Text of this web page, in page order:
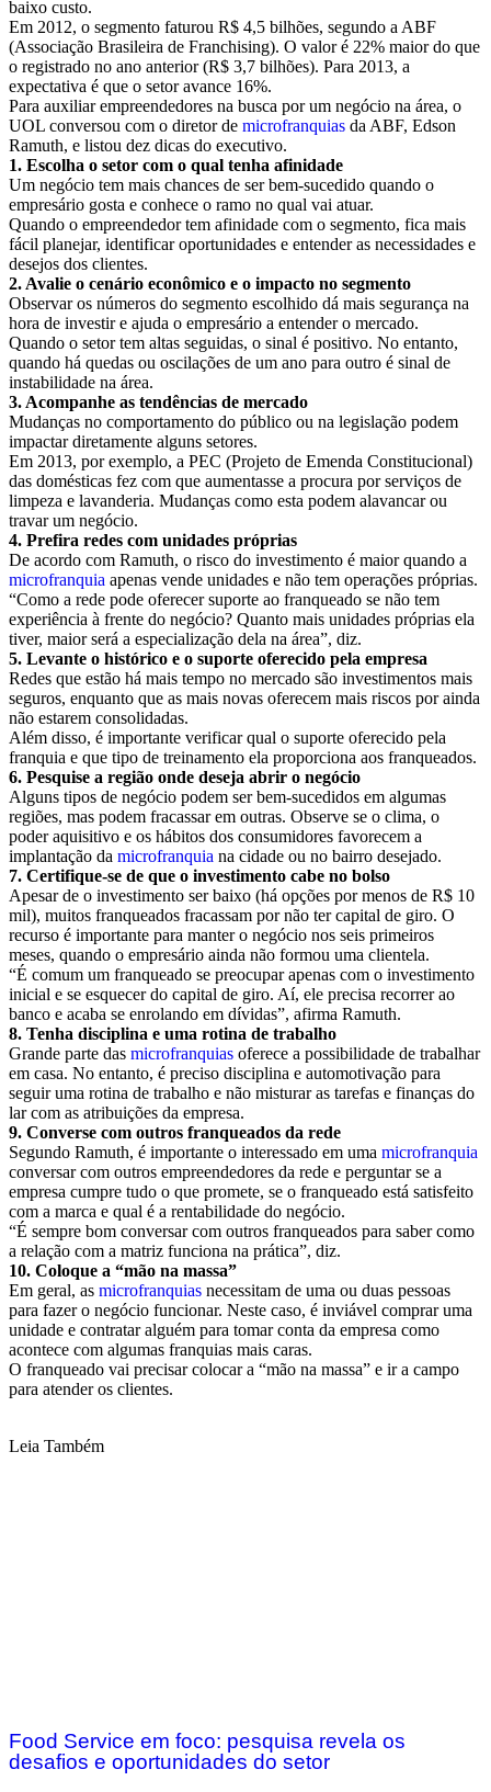
baixo custo.
Em 2012, o segmento faturou R$ 4,5 bilhões, segundo a ABF
(Associação Brasileira de Franchising). O valor é 22% maior do que
o registrado no ano anterior (R$ 3,7 bilhões). Para 2013, a
expectativa é que o setor avance 16%.
Para auxiliar empreendedores na busca por um negócio na área, o
UOL conversou com o diretor de microfranquias da ABF, Edson
Ramuth, e listou dez dicas do executivo.
1. Escolha o setor com o qual tenha afinidade
Um negócio tem mais chances de ser bem-sucedido quando o
empresário gosta e conhece o ramo no qual vai atuar.
Quando o empreendedor tem afinidade com o segmento, fica mais
fácil planejar, identificar oportunidades e entender as necessidades e
desejos dos clientes.
2. Avalie o cenário econômico e o impacto no segmento
Observar os números do segmento escolhido dá mais segurança na
hora de investir e ajuda o empresário a entender o mercado.
Quando o setor tem altas seguidas, o sinal é positivo. No entanto,
quando há quedas ou oscilações de um ano para outro é sinal de
instabilidade na área.
3. Acompanhe as tendências de mercado
Mudanças no comportamento do público ou na legislação podem
impactar diretamente alguns setores.
Em 2013, por exemplo, a PEC (Projeto de Emenda Constitucional)
das domésticas fez com que aumentasse a procura por serviços de
limpeza e lavanderia. Mudanças como esta podem alavancar ou
travar um negócio.
4. Prefira redes com unidades próprias
De acordo com Ramuth, o risco do investimento é maior quando a
microfranquia apenas vende unidades e não tem operações próprias.
“Como a rede pode oferecer suporte ao franqueado se não tem
experiência à frente do negócio? Quanto mais unidades próprias ela
tiver, maior será a especialização dela na área”, diz.
5. Levante o histórico e o suporte oferecido pela empresa
Redes que estão há mais tempo no mercado são investimentos mais
seguros, enquanto que as mais novas oferecem mais riscos por ainda
não estarem consolidadas.
Além disso, é importante verificar qual o suporte oferecido pela
franquia e que tipo de treinamento ela proporciona aos franqueados.
6. Pesquise a região onde deseja abrir o negócio
Alguns tipos de negócio podem ser bem-sucedidos em algumas
regiões, mas podem fracassar em outras. Observe se o clima, o
poder aquisitivo e os hábitos dos consumidores favorecem a
implantação da microfranquia na cidade ou no bairro desejado.
7. Certifique-se de que o investimento cabe no bolso
Apesar de o investimento ser baixo (há opções por menos de R$ 10
mil), muitos franqueados fracassam por não ter capital de giro. O
recurso é importante para manter o negócio nos seis primeiros
meses, quando o empresário ainda não formou uma clientela.
“É comum um franqueado se preocupar apenas com o investimento
inicial e se esquecer do capital de giro. Aí, ele precisa recorrer ao
banco e acaba se enrolando em dívidas”, afirma Ramuth.
8. Tenha disciplina e uma rotina de trabalho
Grande parte das microfranquias oferece a possibilidade de trabalhar
em casa. No entanto, é preciso disciplina e automotivação para
seguir uma rotina de trabalho e não misturar as tarefas e finanças do
lar com as atribuições da empresa.
9. Converse com outros franqueados da rede
Segundo Ramuth, é importante o interessado em uma microfranquia
conversar com outros empreendedores da rede e perguntar se a
empresa cumpre tudo o que promete, se o franqueado está satisfeito
com a marca e qual é a rentabilidade do negócio.
“É sempre bom conversar com outros franqueados para saber como
a relação com a matriz funciona na prática”, diz.
10. Coloque a “mão na massa”
Em geral, as microfranquias necessitam de uma ou duas pessoas
para fazer o negócio funcionar. Neste caso, é inviável comprar uma
unidade e contratar alguém para tomar conta da empresa como
acontece com algumas franquias mais caras.
O franqueado vai precisar colocar a “mão na massa” e ir a campo
para atender os clientes.
Leia Também
Food Service em foco: pesquisa revela os
desafios e oportunidades do setor